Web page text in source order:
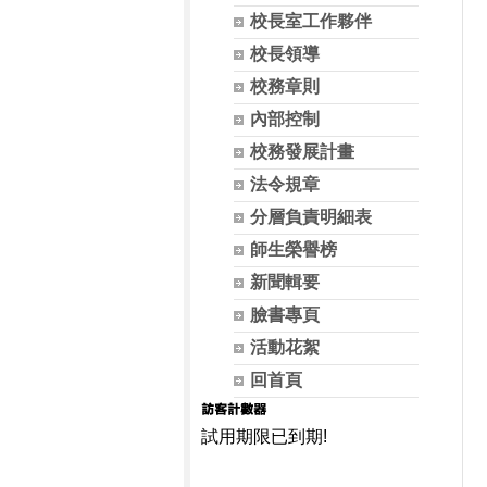
校長室工作夥伴
校長領導
校務章則
內部控制
校務發展計畫
法令規章
分層負責明細表
師生榮譽榜
新聞輯要
臉書專頁
活動花絮
回首頁
試用期限已到期!